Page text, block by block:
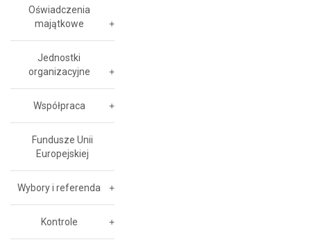
Oświadczenia
majątkowe
Jednostki
organizacyjne
Współpraca
Fundusze Unii
Europejskiej
Wybory i referenda
Kontrole